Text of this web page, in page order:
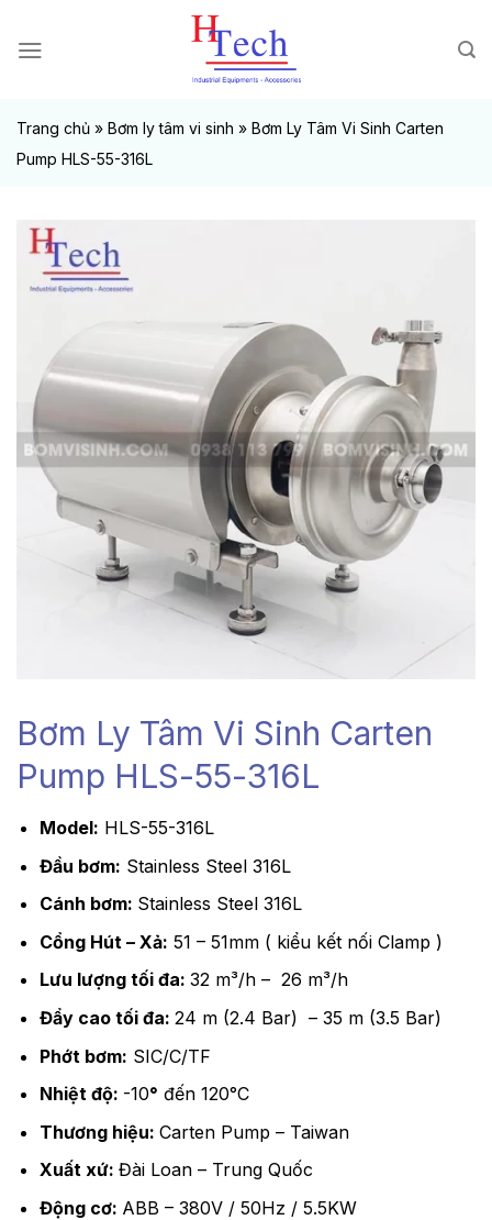
đến
Trang chủ » Bơm ly tâm vi sinh » Bơm Ly Tâm Vi Sinh Carten
Pump HLS-55-316L
Bơm Ly Tâm Vi Sinh Carten
Pump HLS-55-316L
Model: HLS-55-316L
Đầu bơm: Stainless Steel 316L
Cánh bơm: Stainless Steel 316L
Cổng Hút – Xả: 51 – 51mm ( kiểu kết nối Clamp )
Lưu lượng tối đa: 32 m³/h – 26 m³/h
Đẩy cao tối đa: 24 m (2.4 Bar) – 35 m (3.5 Bar)
Phớt bơm: SIC/C/TF
Nhiệt độ: -10° đến 120°C
Thương hiệu: Carten Pump – Taiwan
Xuất xứ: Đài Loan – Trung Quốc
Động cơ: ABB – 380V / 50Hz / 5.5KW